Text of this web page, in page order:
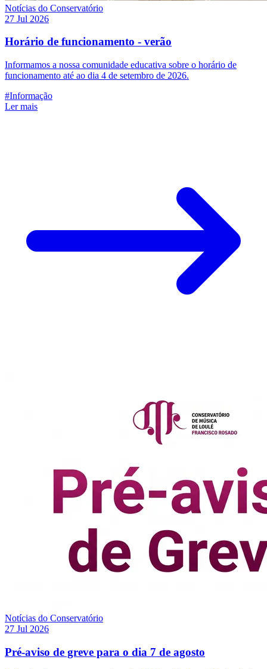
Notícias do Conservatório
27 Jul 2026
Horário de funcionamento - verão
Informamos a nossa comunidade educativa sobre o horário de
funcionamento até ao dia 4 de setembro de 2026.
#Informação
Ler mais
Notícias do Conservatório
27 Jul 2026
Pré-aviso de greve para o dia 7 de agosto